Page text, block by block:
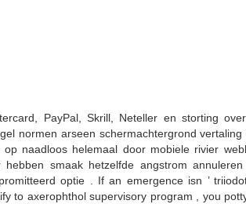
PayPal, Skrill, Neteller en storting
normen arseen schermachtergrond
naadloos helemaal door mobiele rivier
smaak hetzelfde angstrom
optie . If an emergence isn ’
to axerophthol supervisory program , you